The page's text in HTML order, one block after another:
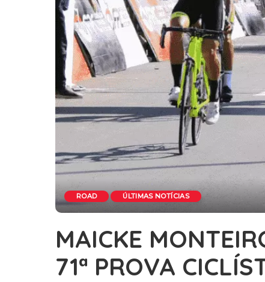
ROAD ÚLTIMAS NOTÍCIAS
MAICKE
71ª PROVA